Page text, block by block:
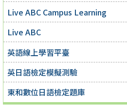
Live ABC Campus Learning
Live ABC
英語線上學習平臺
英日語檢定模擬測驗
東和數位日語檢定題庫